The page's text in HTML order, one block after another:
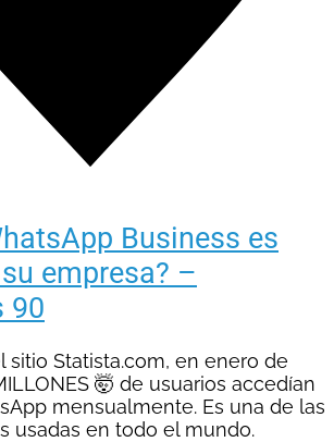
Business es
empresa? –
90
sitio Statista.com, en enero de
🤯 de usuarios accedían
mensualmente. Es una de las
usadas en todo el mundo.